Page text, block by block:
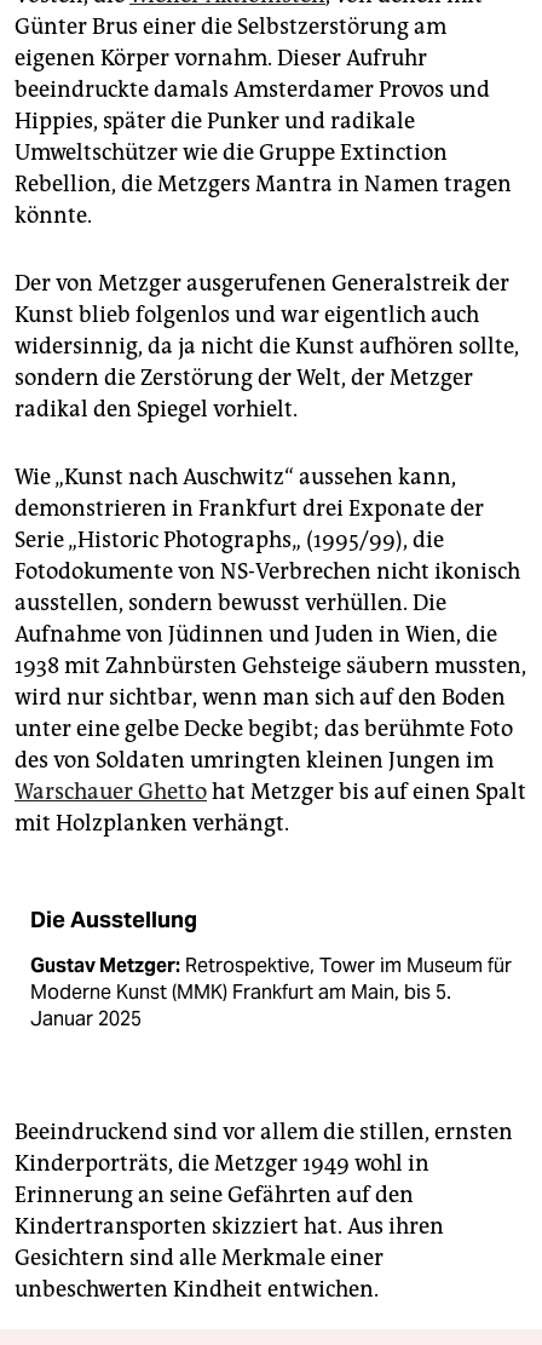
Günter Brus einer die Selbstzerstörung am
eigenen Körper vornahm. Dieser Aufruhr
beeindruckte damals Amsterdamer Provos und
Hippies, später die Punker und radikale
Umweltschützer wie die Gruppe Extinction
Rebellion, die Metzgers Mantra in Namen tragen
könnte.
Der von Metzger ausgerufenen Generalstreik der
Kunst blieb folgenlos und war eigentlich auch
widersinnig, da ja nicht die Kunst aufhören sollte,
sondern die Zerstörung der Welt, der Metzger
radikal den Spiegel vorhielt.
Wie „Kunst nach Auschwitz“ aussehen kann,
demonstrieren in Frankfurt drei Exponate der
Serie „Historic Photographs„ (1995/99), die
Fotodokumente von NS-Verbrechen nicht ikonisch
ausstellen, sondern bewusst verhüllen. Die
Aufnahme von Jüdinnen und Juden in Wien, die
1938 mit Zahnbürsten Gehsteige säubern mussten,
wird nur sichtbar, wenn man sich auf den Boden
unter eine gelbe Decke begibt; das berühmte Foto
des von Soldaten umringten kleinen Jungen im
Warschauer Ghettohat Metzger bis auf einen Spalt
mit Holzplanken verhängt.
Die Ausstellung
Gustav Metzger: Retrospektive, Tower im Museum für
Moderne Kunst (MMK) Frankfurt am Main, bis 5.
Januar 2025
Beeindruckend sind vor allem die stillen, ernsten
Kinderporträts, die Metzger 1949 wohl in
Erinnerung an seine Gefährten auf den
Kindertransporten skizziert hat. Aus ihren
Gesichtern sind alle Merkmale einer
unbeschwerten Kindheit entwichen.